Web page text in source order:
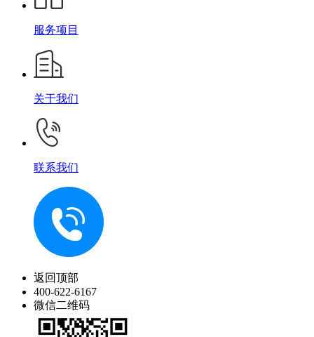
服务项目
关于我们
联系我们
返回顶部
400-622-6167
微信二维码